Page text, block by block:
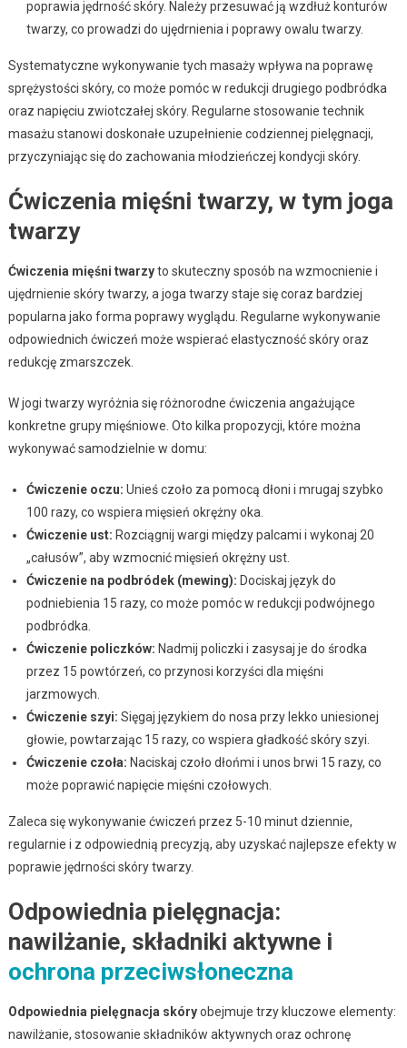
poprawia jędrność skóry. Należy przesuwać ją wzdłuż konturów
twarzy, co prowadzi do ujędrnienia i poprawy owalu twarzy.
Systematyczne wykonywanie tych masaży wpływa na poprawę
sprężystości skóry, co może pomóc w redukcji drugiego podbródka
oraz napięciu zwiotczałej skóry. Regularne stosowanie technik
masażu stanowi doskonałe uzupełnienie codziennej pielęgnacji,
przyczyniając się do zachowania młodzieńczej kondycji skóry.
Ćwiczenia mięśni twarzy, w tym joga
twarzy
Ćwiczenia mięśni twarzyto skuteczny sposób na wzmocnienie i
ujędrnienie skóry twarzy, a joga twarzy staje się coraz bardziej
popularna jako forma poprawy wyglądu. Regularne wykonywanie
odpowiednich ćwiczeń może wspierać elastyczność skóry oraz
redukcję zmarszczek.
W jogi twarzy wyróżnia się różnorodne ćwiczenia angażujące
konkretne grupy mięśniowe. Oto kilka propozycji, które można
wykonywać samodzielnie w domu:
Ćwiczenie oczu: Unieś czoło za pomocą dłoni i mrugaj szybko
100 razy, co wspiera mięsień okrężny oka.
Ćwiczenie ust: Rozciągnij wargi między palcami i wykonaj 20
„całusów”, aby wzmocnić mięsień okrężny ust.
Ćwiczenie na podbródek (mewing): Dociskaj język do
podniebienia 15 razy, co może pomóc w redukcji podwójnego
podbródka.
Ćwiczenie policzków: Nadmij policzki i zasysaj je do środka
przez 15 powtórzeń, co przynosi korzyści dla mięśni
jarzmowych.
Ćwiczenie szyi: Sięgaj językiem do nosa przy lekko uniesionej
głowie, powtarzając 15 razy, co wspiera gładkość skóry szyi.
Ćwiczenie czoła: Naciskaj czoło dłońmi i unos brwi 15 razy, co
może poprawić napięcie mięśni czołowych.
Zaleca się wykonywanie ćwiczeń przez 5-10 minut dziennie,
regularnie i z odpowiednią precyzją, aby uzyskać najlepsze efekty w
poprawie jędrności skóry twarzy.
Odpowiednia pielęgnacja:
nawilżanie, składniki aktywne i
ochrona przeciwsłoneczna
Odpowiednia pielęgnacja skóryobejmuje trzy kluczowe elementy:
nawilżanie, stosowanie składników aktywnych oraz ochronę